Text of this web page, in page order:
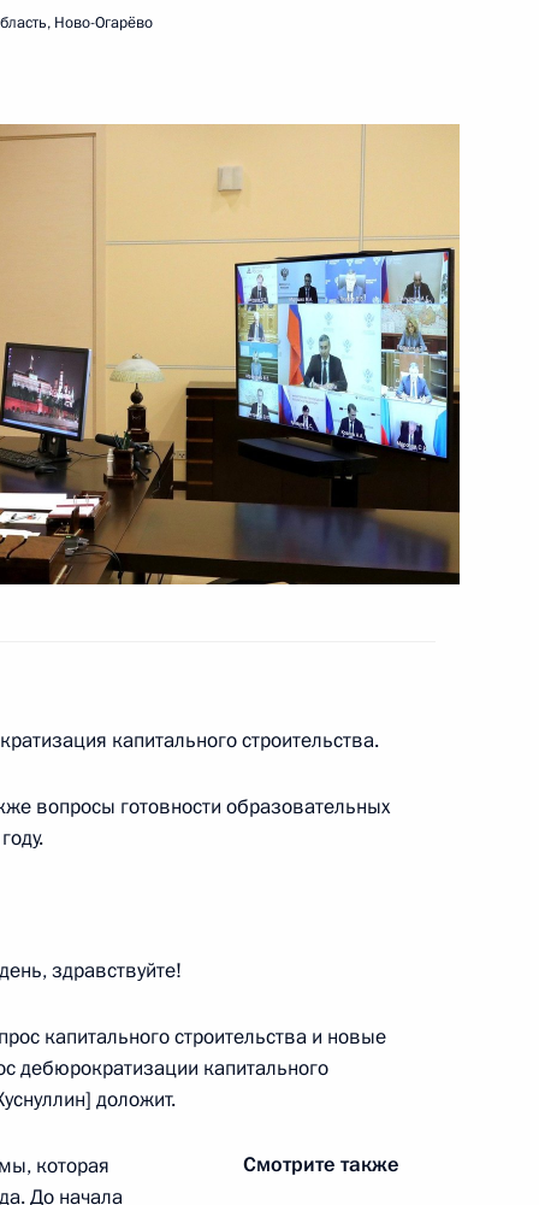
касающиеся
образования
профессиональным
профессионального
Ново-Огарёво
капитального строительства.
вопросы готовности образовательных
здравствуйте!
капитального строительства и новые
дебюрократизации капитального
доложит.
Смотрите также
которая
До начала